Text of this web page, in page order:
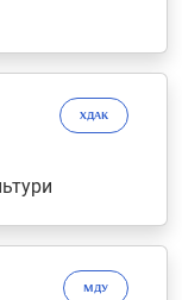
ХДАК
МДУ